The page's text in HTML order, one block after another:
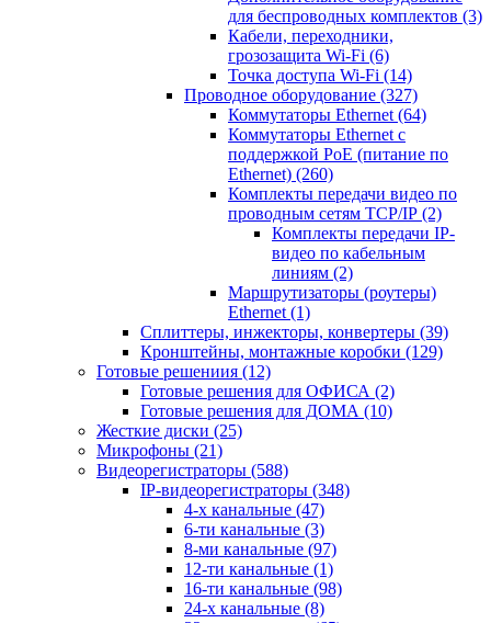
для беспроводных комплектов (3)
Кабели, переходники,
грозозащита Wi-Fi (6)
Точка доступа Wi-Fi (14)
Проводное оборудование (327)
Коммутаторы Ethernet (64)
Коммутаторы Ethernet с
поддержкой PoE (питание по
Ethernet) (260)
Комплекты передачи видео по
проводным сетям TCP/IP (2)
Комплекты передачи IP-
видео по кабельным
линиям (2)
Маршрутизаторы (роутеры)
Ethernet (1)
Сплиттеры, инжекторы, конвертеры (39)
Кронштейны, монтажные коробки (129)
Готовые решениия (12)
Готовые решения для ОФИСА (2)
Готовые решения для ДОМА (10)
Жесткие диски (25)
Микрофоны (21)
Видеорегистраторы (588)
IP-видеорегистраторы (348)
4-х канальные (47)
6-ти канальные (3)
8-ми канальные (97)
12-ти канальные (1)
16-ти канальные (98)
24-х канальные (8)